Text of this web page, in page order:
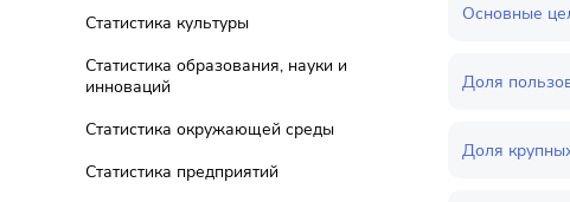
Статистика культуры
Статистика образования, науки и
инноваций
Статистика окружающей среды
Статистика предприятий
Основные
Доля
Доля